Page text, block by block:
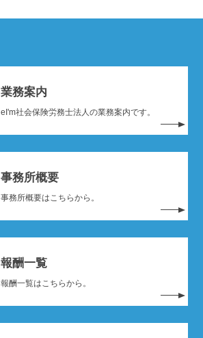
業務案内
eI'm社会保険労務士法人の業務案内です。
事務所概要
事務所概要はこちらから。
報酬一覧
報酬一覧はこちらから。